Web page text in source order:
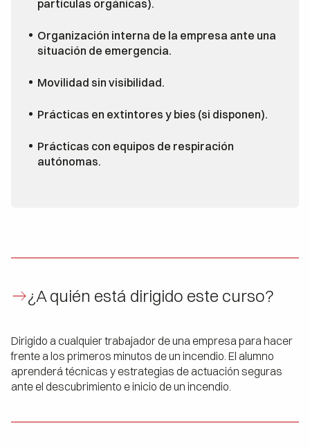
partículas orgánicas).
Organización interna de la empresa ante una
situación de emergencia.
Movilidad sin visibilidad.
Prácticas en extintores y bies (si disponen).
Prácticas con equipos de respiración
autónomas.
¿A quién está dirigido este curso?
Dirigido a cualquier trabajador de una empresa para hacer
frente a los primeros minutos de un incendio. El alumno
aprenderá técnicas y estrategias de actuación seguras
ante el descubrimiento e inicio de un incendio.